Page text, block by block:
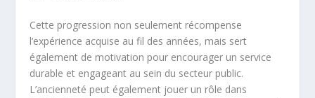
Cette progression non seulement récompense
l’expérience acquise au fil des années, mais sert
également de motivation pour encourager un service
durable et engageant au sein du secteur public.
L’ancienneté peut également jouer un rôle dans